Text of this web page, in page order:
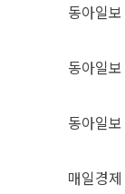
동아일보
동아일보
동아일보
매일경제